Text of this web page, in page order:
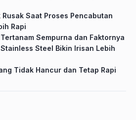
Saat Proses Pencabutan
Rapi
Sempurna dan Faktornya
Steel Bikin Irisan Lebih
Tidak Hancur dan Tetap Rapi